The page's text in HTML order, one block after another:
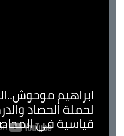
ابراهيم
لحملة الحصاد
قياسية في